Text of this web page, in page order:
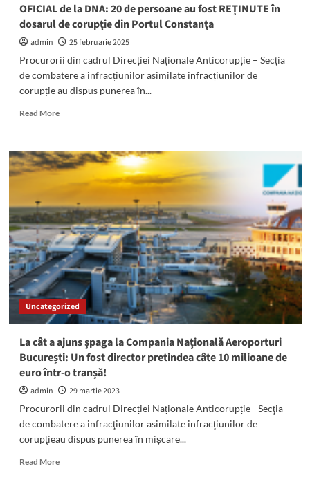
OFICIAL de la DNA: 20 de persoane au fost REȚINUTE în
dosarul de corupție din Portul Constanța
admin
25 februarie 2025
Procurorii din cadrul Direcției Naționale Anticorupție – Secția
de combatere a infracțiunilor asimilate infracțiunilor de
corupție au dispus punerea în...
Read MoreRead
OFICIAL
de
20
de
persoane
au
fost
REȚINUTE
în
dosarul
de
corupție
Portul
Constanța
Uncategorized
La cât a ajuns șpaga la Compania Națională Aeroporturi
București: Un fost director pretindea câte 10 milioane de
euro într-o tranșă!
admin
29 martie 2023
Procurorii din cadrul Direcției Naționale Anticorupție - Secţia
de combatere a infracţiunilor asimilate infracţiunilor de
corupţieau dispus punerea în mișcare...
Read MoreRead